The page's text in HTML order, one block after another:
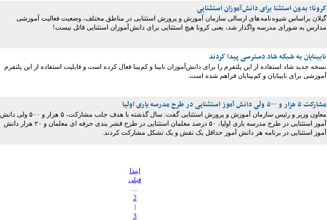
کرونا؛ بدون استثنا برای دانش آموزان استثنایی
گیلان براساس شیوه نامه های ارسالی سازمان آموزش و پرورش استثنایی در مناطق مختلف، وضعیت فعالیت آموزشی
مدارس به شورای مدرسه واگذار شد، یعنی کرونا هیچ استثنایی برای دانش آموزان استثنایی قائل نیست!
نابینایان به شبکه شاد دسترسی پیدا کردند
نسخه جدید شاد استفاده از این پلتفرم را برای دانش‌آموزان نابینا و کم‌بینا فعال کرده است و قابلیت استفاده از این پلتفرم
آموزشی برای نابینایان و کم‌بینایان فراهم شده است.
مشارکت ۵ هزار و ۵۰۰ ولی دانش آموز استثنایی در طرح مدرسه یاری اولیا
معاون وزیر و رئیس سازمان آموزش و پرورش استثنایی گفت: سال گذشته با هدف جلب مشارکت، ۵ هزار و ۵۰۰ ولی دانش
آموز استثنایی در طرح مدرسه یاری اولیا، ۵۰ درصد معلمان استثنایی در طرح قشر بندی حرفه ای معلمان و ۲۰ هزار دانش
آموز استثنایی در برنامه هر دانش آموز حداقل یک نقش و یک تشکل مشارکت کردند.
ابتدا
قبلی
2
|
3